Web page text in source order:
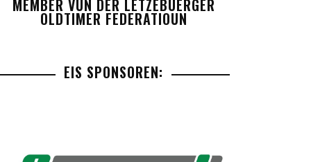
MEMBER VUN DER LETZEBUERGER
OLDTIMER FEDERATIOUN
EIS SPONSOREN: